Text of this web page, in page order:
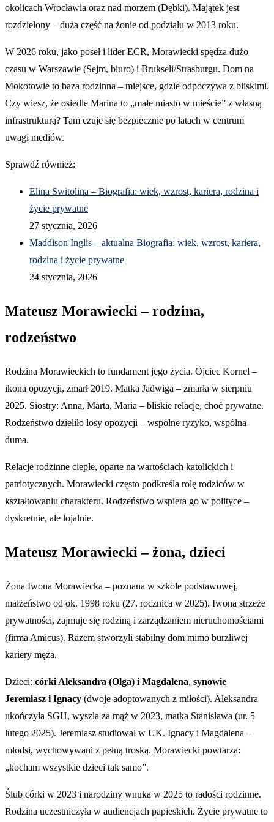
okolicach Wrocławia oraz nad morzem (Dębki). Majątek jest
rozdzielony – duża część na żonie od podziału w 2013 roku.
W 2026 roku, jako poseł i lider ECR, Morawiecki spędza dużo
czasu w Warszawie (Sejm, biuro) i Brukseli/Strasburgu. Dom na
Mokotowie to baza rodzinna – miejsce, gdzie odpoczywa z bliskimi.
Czy wiesz, że osiedle Marina to „małe miasto w mieście” z własną
infrastrukturą? Tam czuje się bezpiecznie po latach w centrum
uwagi mediów.
Sprawdź również:
Elina Switolina – Biografia: wiek, wzrost, kariera, rodzina i
życie prywatne
27 stycznia, 2026
Maddison Inglis – aktualna Biografia: wiek, wzrost, kariera,
rodzina i życie prywatne
24 stycznia, 2026
Mateusz Morawiecki – rodzina,
rodzeństwo
Rodzina Morawieckich to fundament jego życia. Ojciec Kornel –
ikona opozycji, zmarł 2019. Matka Jadwiga – zmarła w sierpniu
2025. Siostry: Anna, Marta, Maria – bliskie relacje, choć prywatne.
Rodzeństwo dzieliło losy opozycji – wspólne ryzyko, wspólna
duma.
Relacje rodzinne ciepłe, oparte na wartościach katolickich i
patriotycznych. Morawiecki często podkreśla rolę rodziców w
kształtowaniu charakteru. Rodzeństwo wspiera go w polityce –
dyskretnie, ale lojalnie.
Mateusz Morawiecki – żona, dzieci
Żona Iwona Morawiecka – poznana w szkole podstawowej,
małżeństwo od ok. 1998 roku (27. rocznica w 2025). Iwona strzeże
prywatności, zajmuje się rodziną i zarządzaniem nieruchomościami
(firma Amicus). Razem stworzyli stabilny dom mimo burzliwej
kariery męża.
Dzieci: córki Aleksandra (Olga) i Magdalena, synowie
Jeremiasz i Ignacy (dwoje adoptowanych z miłości). Aleksandra
ukończyła SGH, wyszła za mąż w 2023, matka Stanisława (ur. 5
lutego 2025). Jeremiasz studiował w UK. Ignacy i Magdalena –
młodsi, wychowywani z pełną troską. Morawiecki powtarza:
„kocham wszystkie dzieci tak samo”.
Ślub córki w 2023 i narodziny wnuka w 2025 to radości rodzinne.
Rodzina uczestniczyła w audiencjach papieskich. Życie prywatne to